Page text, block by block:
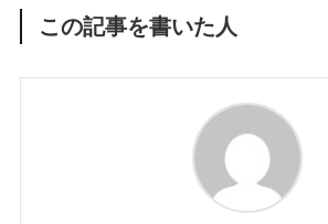
この記事を書いた人